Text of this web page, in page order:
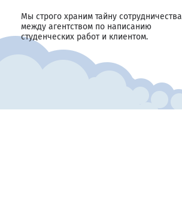
Мы строго храним тайну сотрудничества
между агентством по написанию
студенческих работ и клиентом.